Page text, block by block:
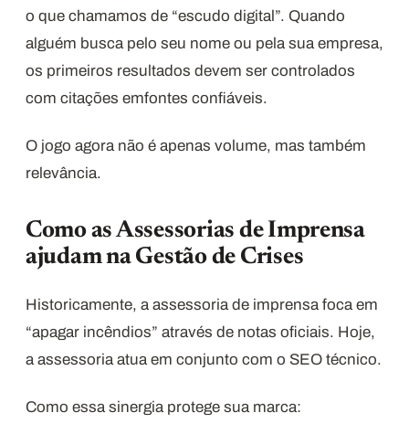
o que chamamos de “escudo digital”. Quando
alguém busca pelo seu nome ou pela sua empresa,
os primeiros resultados devem ser controlados
com citações emfontes confiáveis.
O jogo agora não é apenas volume, mas também
relevância.
Como as Assessorias de Imprensa
ajudam na Gestão de Crises
Historicamente, a assessoria de imprensa foca em
“apagar incêndios” através de notas oficiais. Hoje,
a assessoria atua em conjunto com o SEO técnico.
Como essa sinergia protege sua marca: